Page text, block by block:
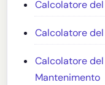
Calcolatore
Calcolatore
Calcolatore
Mantenimento